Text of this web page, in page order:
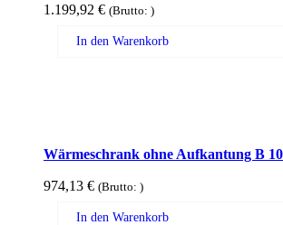
1.199,92 € (Brutto: )
In den Warenkorb
Wärmeschrank ohne Aufkantung B
974,13 € (Brutto: )
In den Warenkorb